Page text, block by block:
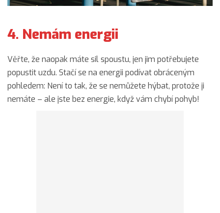
4. Nemám energii
Věřte, že naopak máte sil spoustu, jen jim potřebujete
popustit uzdu. Stačí se na energii podívat obráceným
pohledem: Není to tak, že se nemůžete hýbat, protože ji
nemáte – ale jste bez energie, když vám chybí pohyb!